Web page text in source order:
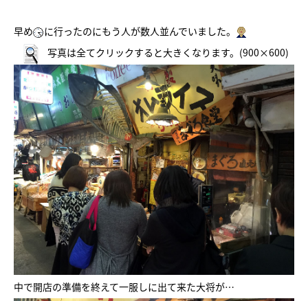
早め
に行ったのにもう人が数人並んでいました。
写真は全てクリックすると大きくなります。(900×600)
中で開店の準備を終えて一服しに出て来た大将が…